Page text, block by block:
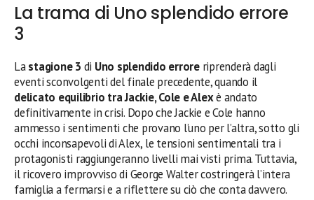
La trama di Uno splendido errore
3
Lastagione 3 di Uno splendido erroreriprenderà dagli
eventi sconvolgenti del finale precedente, quando il
delicato equilibrio tra Jackie, Cole e Alexè andato
definitivamente in crisi. Dopo che Jackie e Cole hanno
ammesso i sentimenti che provano l’uno per l’altra, sotto gli
occhi inconsapevoli di Alex, le tensioni sentimentali tra i
protagonisti raggiungeranno livelli mai visti prima. Tuttavia,
il ricovero improvviso di George Walter costringerà l’intera
famiglia a fermarsi e a riflettere su ciò che conta davvero.